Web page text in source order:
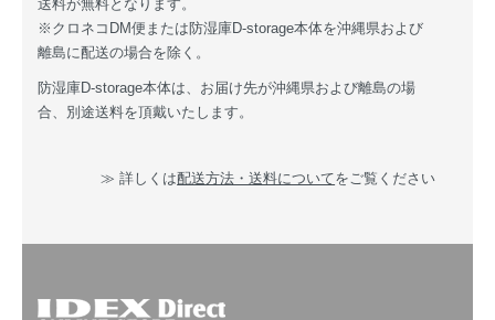
送料が無料となります。
※クロネコDM便または防湿庫D-storage本体を沖縄県および
離島に配送の場合を除く。
防湿庫D-storage本体は、お届け先が沖縄県および離島の場
合、別途送料を頂戴いたします。
≫ 詳しくは配送方法・送料についてをご覧ください